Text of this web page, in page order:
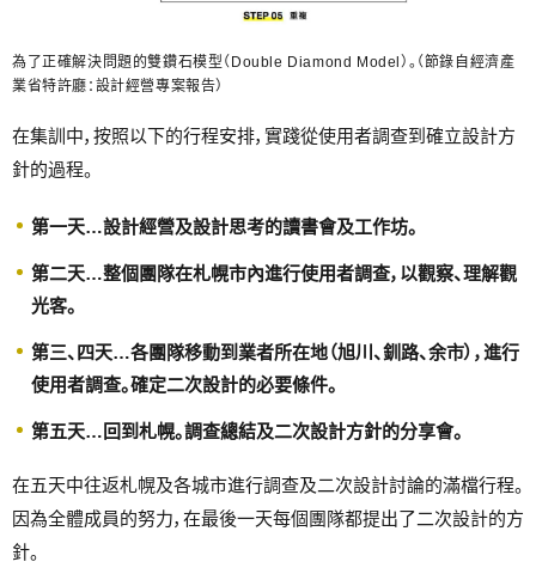
為了正確解決問題的雙鑽石模型（Double Diamond Model）。（節錄自經濟產
業省特許廳：設計經營專案報告）
在集訓中，按照以下的行程安排，實踐從使用者調查到確立設計方
針的過程。
第一天…設計經營及設計思考的讀書會及工作坊。
第二天…整個團隊在札幌市內進行使用者調查，以觀察、理解觀
光客。
第三、四天…各團隊移動到業者所在地（旭川、釧路、余市），進行
使用者調查。確定二次設計的必要條件。
第五天…回到札幌。調查總結及二次設計方針的分享會。
在五天中往返札幌及各城市進行調查及二次設計討論的滿檔行程。
因為全體成員的努力，在最後一天每個團隊都提出了二次設計的方
針。